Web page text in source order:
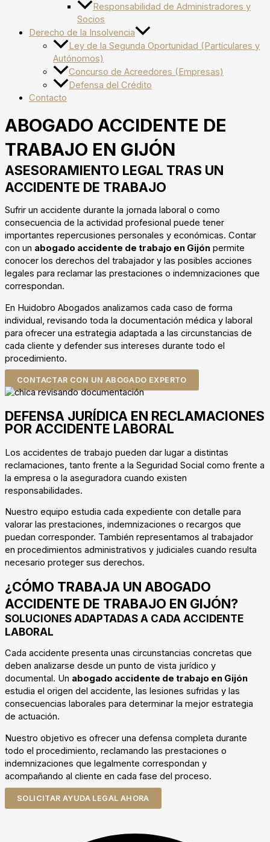
Responsabilidad de Administradores y
Socios
Derecho de la Insolvencia
Ley de la Segunda Oportunidad (Partículares y
Autónomos)
Concurso de Acreedores (Empresas)
Defensa del Crédito
Contacto
ABOGADO ACCIDENTE DE
TRABAJO EN GIJÓN
ASESORAMIENTO LEGAL TRAS UN
ACCIDENTE DE TRABAJO
Sufrir un accidente durante la jornada laboral o como
consecuencia de la actividad profesional puede tener
importantes repercusiones personales y económicas. Contar
con un abogado accidente de trabajo en Gijón permite
conocer los derechos del trabajador y las posibles acciones
legales para reclamar las prestaciones o indemnizaciones que
correspondan.
En Huidobro Abogados analizamos cada caso de forma
individual, revisando toda la documentación médica y laboral
para ofrecer una estrategia adaptada a las circunstancias de
cada cliente y defender sus intereses durante todo el
procedimiento.
CONTACTAR CON UN ABOGADO EXPERTO
DEFENSA JURÍDICA EN RECLAMACIONES
POR ACCIDENTE LABORAL
Los accidentes de trabajo pueden dar lugar a distintas
reclamaciones, tanto frente a la Seguridad Social como frente a
la empresa o la aseguradora cuando existen
responsabilidades.
Nuestro equipo estudia cada expediente con detalle para
valorar las prestaciones, indemnizaciones o recargos que
puedan corresponder. También representamos al trabajador
en procedimientos administrativos y judiciales cuando resulta
necesario proteger sus derechos.
¿CÓMO TRABAJA UN ABOGADO
ACCIDENTE DE TRABAJO EN GIJÓN?
SOLUCIONES ADAPTADAS A CADA ACCIDENTE
LABORAL
Cada accidente presenta unas circunstancias concretas que
deben analizarse desde un punto de vista jurídico y
documental. Un abogado accidente de trabajo en Gijón
estudia el origen del accidente, las lesiones sufridas y las
consecuencias laborales para determinar la mejor estrategia
de actuación.
Nuestro objetivo es ofrecer una defensa completa durante
todo el procedimiento, reclamando las prestaciones o
indemnizaciones que legalmente correspondan y
acompañando al cliente en cada fase del proceso.
SOLICITAR AYUDA LEGAL AHORA